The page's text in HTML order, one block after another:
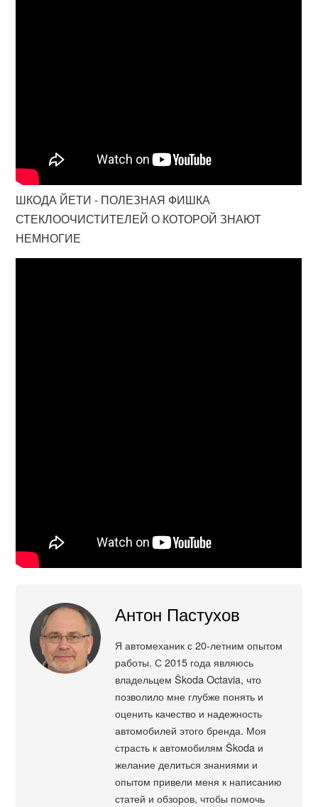
ШКОДА ЙЕТИ - ПОЛЕЗНАЯ ФИШКА
СТЕКЛООЧИСТИТЕЛЕЙ О КОТОРОЙ ЗНАЮТ
НЕМНОГИЕ
Антон Пастухов
Я автомеханик с 20-летним опытом
работы. С 2015 года являюсь
владельцем Škoda Octavia, что
позволило мне глубже понять и
оценить качество и надежность
автомобилей этого бренда. Моя
страсть к автомобилям Škoda и
желание делиться знаниями и
опытом привели меня к написанию
статей и обзоров, чтобы помочь